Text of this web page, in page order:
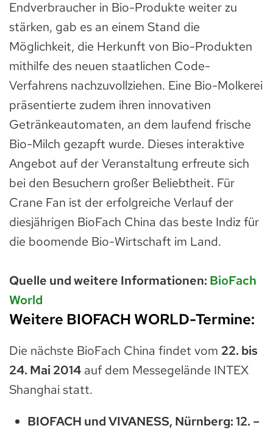
Endverbraucher in Bio-Produkte weiter zu
stärken, gab es an einem Stand die
Möglichkeit, die Herkunft von Bio-Produkten
mithilfe des neuen staatlichen Code-
Verfahrens nachzuvollziehen. Eine Bio-Molkerei
präsentierte zudem ihren innovativen
Getränkeautomaten, an dem laufend frische
Bio-Milch gezapft wurde. Dieses interaktive
Angebot auf der Veranstaltung erfreute sich
bei den Besuchern großer Beliebtheit. Für
Crane Fan ist der erfolgreiche Verlauf der
diesjährigen BioFach China das beste Indiz für
die boomende Bio-Wirtschaft im Land.
Quelle und weitere Informationen: BioFach
World
Weitere BIOFACH WORLD-Termine:
Die nächste BioFach China findet vom 22. bis
24. Mai 2014 auf dem Messegelände INTEX
Shanghai statt.
BIOFACH und VIVANESS, Nürnberg: 12. –